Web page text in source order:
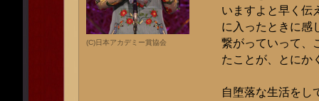
(C)日本アカデミー賞協会
いますよと早く伝
に入ったときに感
繋がっていって、
たことが、とにか
自堕落な生活をし